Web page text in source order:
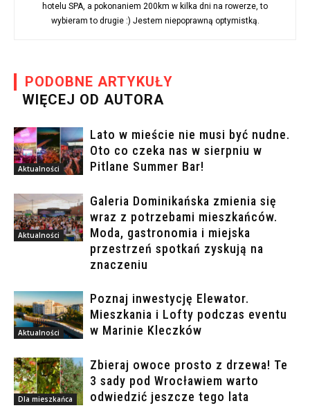
hotelu SPA, a pokonaniem 200km w kilka dni na rowerze, to
wybieram to drugie :) Jestem niepoprawną optymistką.
PODOBNE ARTYKUŁY
WIĘCEJ OD AUTORA
Aktualności
Lato w mieście nie musi być nudne.
Oto co czeka nas w sierpniu w
Pitlane Summer Bar!
Aktualności
Galeria Dominikańska zmienia się
wraz z potrzebami mieszkańców.
Moda, gastronomia i miejska
przestrzeń spotkań zyskują na
znaczeniu
Aktualności
Poznaj inwestycję Elewator.
Mieszkania i Lofty podczas eventu
w Marinie Kleczków
Dla mieszkańca
Zbieraj owoce prosto z drzewa! Te
3 sady pod Wrocławiem warto
odwiedzić jeszcze tego lata